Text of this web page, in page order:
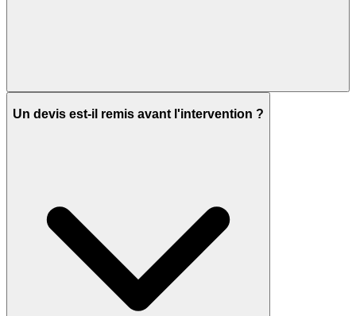
Un devis est-il remis avant l'intervention ?